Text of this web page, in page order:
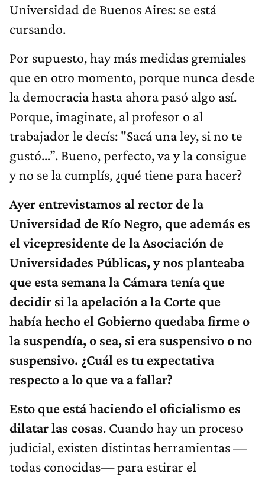
Universidad de Buenos Aires: se está
cursando.
Por supuesto, hay más medidas gremiales
que en otro momento, porque nunca desde
la democracia hasta ahora pasó algo así.
Porque, imaginate, al profesor o al
trabajador le decís: "Sacá una ley, si no te
gustó…”. Bueno, perfecto, va y la consigue
y no se la cumplís, ¿qué tiene para hacer?
Ayer entrevistamos al rector de la
Universidad de Río Negro, que además es
el vicepresidente de la Asociación de
Universidades Públicas, y nos planteaba
que esta semana la Cámara tenía que
decidir si la apelación a la Corte que
había hecho el Gobierno quedaba firme o
la suspendía, o sea, si era suspensivo o no
suspensivo. ¿Cuál es tu expectativa
respecto a lo que va a fallar?
Esto que está haciendo el oficialismo es
dilatar las cosas. Cuando hay un proceso
judicial, existen distintas herramientas —
todas conocidas— para estirar el